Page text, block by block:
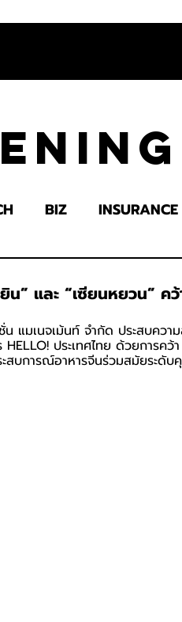
BIZ INSURANCE
น” และ “เซียนหยวน” ค
แมเนจเม้นท์ จำกัด ประสบควา
ประเทศไทย ด้วยการคว้
บการณ์อาหารจีนร่วมสมัยระดั